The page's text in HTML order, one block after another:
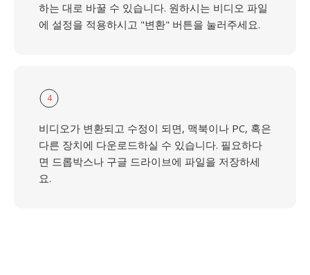
하는 대로 바꿀 수 있습니다. 원하시는 비디오 파일
에 설정을 적용하시고 "변환" 버튼을 눌러주세요.
4
비디오가 변환되고 수정이 되면, 맥북이나 PC, 혹은
다른 장치에 다운로드하실 수 있습니다. 필요하다
면 드롭박스나 구글 드라이브에 파일을 저장하세
요.